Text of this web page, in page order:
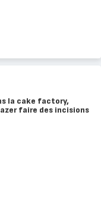
la cake factory,
faire des incisions